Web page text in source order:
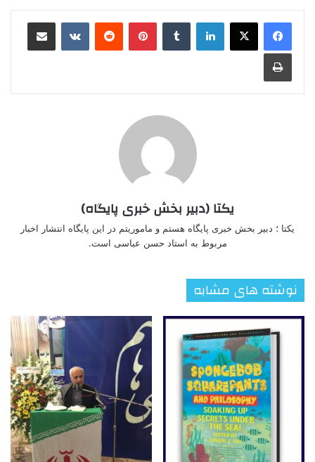
لینکدین ‫تامبلر ‫پین‌ترست‫رددیت ‫VKontakteاشتراک گذاری از طریق ایمیل
چاپ
یکتا (دبیر بخش خبری پایگاه)
یکتا ؛ دبیر بخش خبری پایگاه هستم و ماموریتم در این پایگاه انتشار اخبار
مربوط به استاد حسن عباسی است.
نوشته های مشابه